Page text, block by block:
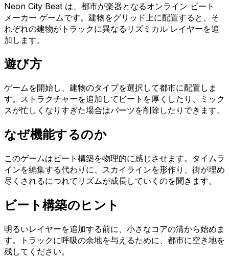
Neon City Beat は、都市が楽器となるオンライン ビート
メーカー ゲームです。建物をグリッド上に配置すると、そ
れぞれの建物がトラックに異なるリズミカル レイヤーを追
加します。
遊び方
ゲームを開始し、建物のタイプを選択して都市に配置しま
す。ストラクチャーを追加してビートを厚くしたり、ミック
スが忙しくなりすぎた場合はパーツを削除したりできます。
なぜ機能するのか
このゲームはビート構築を物理的に感じさせます。タイムラ
インを編集する代わりに、スカイラインを形作り、街が埋め
尽くされるにつれてリズムが成長していくのを聞きます。
ビート構築のヒント
明るいレイヤーを追加する前に、小さなコアの溝から始めま
す。トラックに呼吸の余地を与えるために、都市に空き地を
残してください。